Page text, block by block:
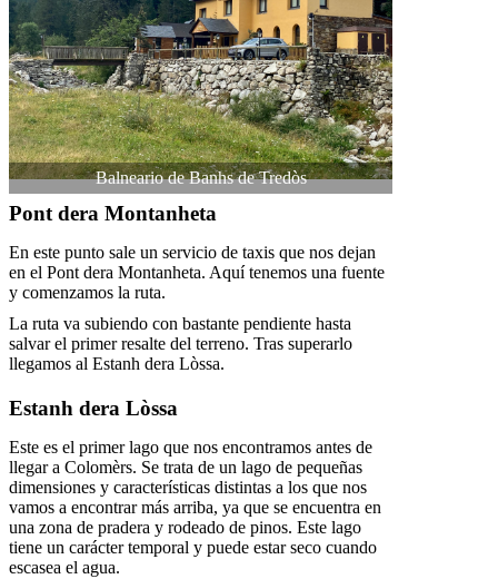
Balneario de Banhs de Tredòs
Pont dera Montanheta
En este punto sale un servicio de taxis que nos dejan
en el Pont dera Montanheta. Aquí tenemos una fuente
y comenzamos la ruta.
La ruta va subiendo con bastante pendiente hasta
salvar el primer resalte del terreno. Tras superarlo
llegamos al Estanh dera Lòssa.
Estanh dera Lòssa
Este es el primer lago que nos encontramos antes de
llegar a Colomèrs. Se trata de un lago de pequeñas
dimensiones y características distintas a los que nos
vamos a encontrar más arriba, ya que se encuentra en
una zona de pradera y rodeado de pinos. Este lago
tiene un carácter temporal y puede estar seco cuando
escasea el agua.